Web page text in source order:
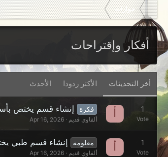
حوارات
أفكار وإقتراحات
أخر التحديثات الأكثر ردودا الأحدث
1
Vote أ فكرة إنشاء قسم يختص
ألفاوي قديم Apr 16, 2026
1
Vote أ معلومة إنشاء قسم طبي
ألفاوي قديم Apr 16, 2026